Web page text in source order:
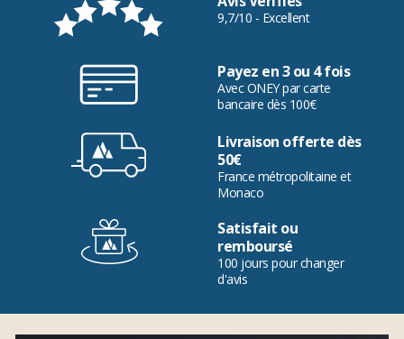
9,7/10 - Excellent
Payez en 3 ou 4 fois
Avec ONEY par carte
bancaire dès 100€
Livraison offerte dès
50€
France métropolitaine et
Monaco
Satisfait ou
remboursé
100 jours pour changer
d'avis